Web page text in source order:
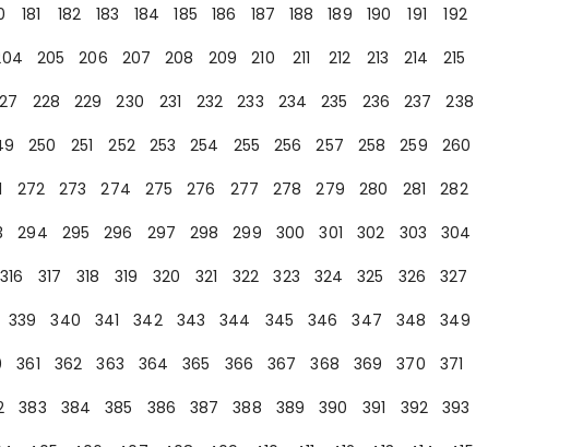
181 182 183 184 185 186 187 188 189 190 191
192
205 206 207 208 209 210 211 212 213 214
215
228 229 230 231 232 233 234 235 236 237
238
250 251 252 253 254 255 256 257 258 259
260
272 273 274 275 276 277 278 279 280 281
282
294 295 296 297 298 299 300 301 302 303
304
316 317 318 319 320 321 322 323 324 325 326
327
339 340 341 342 343 344 345 346 347 348
349
361 362 363 364 365 366 367 368 369 370
371
383 384 385 386 387 388 389 390 391 392
393